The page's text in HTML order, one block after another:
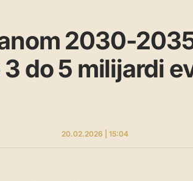
2030-
do 5 milijardi
20.02.2026 | 15:04